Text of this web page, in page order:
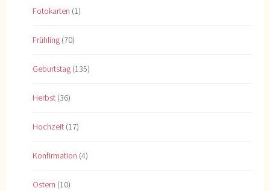
Fotokarten (1)
Frühling (70)
Geburtstag (135)
Herbst (36)
Hochzeit (17)
Konfirmation (4)
Ostern (10)